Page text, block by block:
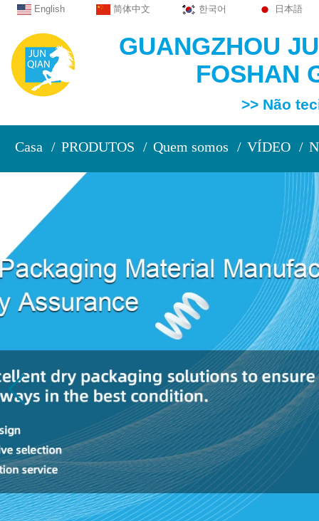
English 简体中文 한국어 日本語
GUANGZHOU
FOSHAN
>> Não tecido
Casa PRODUTOS Quem somos VÍDEO